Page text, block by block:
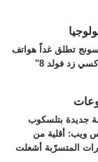
تطلق غداً هواتف
زد فولد 8"
جديدة بتلسكوب
ويب: أقلية من
المتسرّبة أشعلت